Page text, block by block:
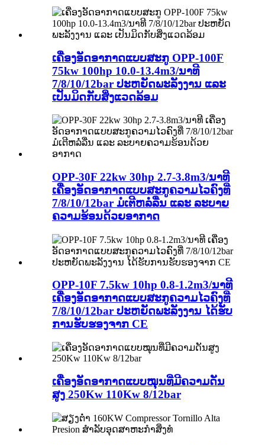
ເຄື່ອງອັດອາກາດແບບສະກູ OPP-100F
75kw 100hp 10.0-13.4m3/ນາທີ
7/8/10/12bar ປະຫຍັດພະລັງງານ ແລະ
ເປັນມິດກັບສິ່ງແວດລ້ອມ
OPP-30F 22kw 30hp 2.7-3.8m3/ນາທີ
ເຄື່ອງອັດອາກາດແບບສະກູຄວາມໄວຄົງທີ່
7/8/10/12bar ມໍເຕີຫລໍ່ລື່ນ ແລະ ລະບາຍ
ຄວາມຮ້ອນດ້ວຍອາກາດ
OPP-10F 7.5kw 10hp 0.8-1.2m3/ນາທີ
ເຄື່ອງອັດອາກາດແບບສະກູຄວາມໄວຄົງທີ່
7/8/10/12bar ປະຫຍັດພະລັງງານ ໄດ້ຮັບ
ການຮັບຮອງຈາກ CE
ເຄື່ອງອັດອາກາດແບບໝຸນທີ່ມີຄວາມດັນ
ສູງ 250Kw 110Kw 8/12bar